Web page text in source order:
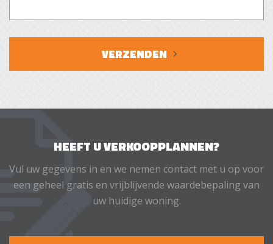
VERZENDEN
HEEFT U VERKOOPPLANNEN?
Vul uw gegevens in en we nemen contact met u op voor
een geheel gratis en vrijblijvende waardebepaling van
uw huidige woning.